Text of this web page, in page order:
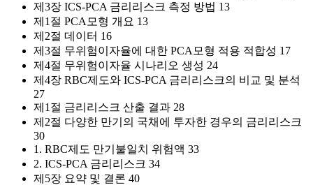
제3장 ICS-PCA 금리리스크 측정 방법 13
제1절 PCA모형 개요 13
제2절 데이터 16
제3절 무위험이자율에 대한 PCA모형 적용 적합성 17
제4절 무위험이자율 시나리오 생성 24
제4장 RBC제도와 ICS-PCA 금리리스크의 비교 및 분석
27
제1절 금리리스크 산출 결과 28
제2절 다양한 만기의 국채에 투자한 경우의 금리리스크
30
1. RBC제도 만기불일치 위험액 33
2. ICS-PCA 금리리스크 34
제5장 요약 및 결론 40